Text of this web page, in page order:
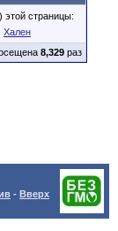
этой страницы:
Хален
8,329 раз
- Вверх